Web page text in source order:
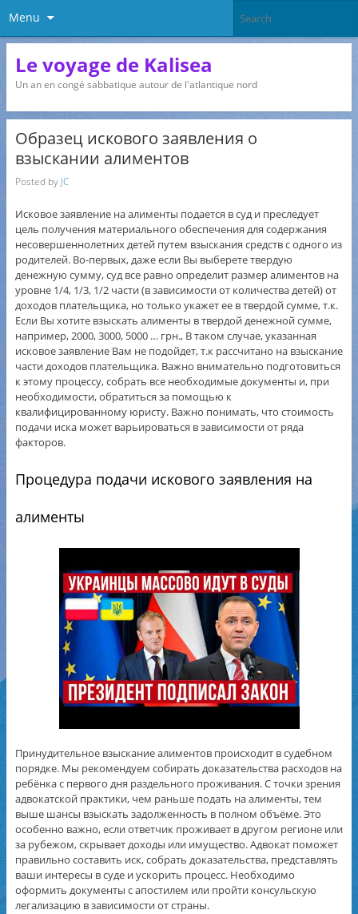
Menu
Le voyage de Kalisea
Un an en congé sabbatique autour de l'atlantique nord
Образец искового заявления о
взыскании алиментов
Posted by JC
Исковое заявление на алименты подается в суд и преследует
цель получения материального обеспечения для содержания
несовершеннолетних детей путем взыскания средств с одного из
родителей. Во-первых, даже если Вы выберете твердую
денежную сумму, суд все равно определит размер алиментов на
уровне 1/4, 1/3, 1/2 части (в зависимости от количества детей) от
доходов плательщика, но только укажет ее в твердой сумме, т.к.
Если Вы хотите взыскать алименты в твердой денежной сумме,
например, 2000, 3000, 5000 … грн., В таком случае, указанная
исковое заявление Вам не подойдет, т.к рассчитано на взыскание
части доходов плательщика. Важно внимательно подготовиться
к этому процессу, собрать все необходимые документы и, при
необходимости, обратиться за помощью к
квалифицированному юристу. Важно понимать, что стоимость
подачи иска может варьироваться в зависимости от ряда
факторов.
Процедура подачи искового заявления на
алименты
Принудительное взыскание алиментов происходит в судебном
порядке. Мы рекомендуем собирать доказательства расходов на
ребёнка с первого дня раздельного проживания. С точки зрения
адвокатской практики, чем раньше подать на алименты, тем
выше шансы взыскать задолженность в полном объёме. Это
особенно важно, если ответчик проживает в другом регионе или
за рубежом, скрывает доходы или имущество. Адвокат поможет
правильно составить иск, собрать доказательства, представлять
ваши интересы в суде и ускорить процесс. Необходимо
оформить документы с апостилем или пройти консульскую
легализацию в зависимости от страны.